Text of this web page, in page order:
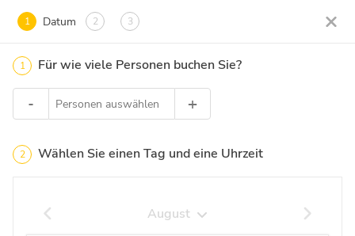
1 Datum 2 3
1 Für wie viele Personen buchen Sie?
- Personen auswählen +
2 Wählen Sie einen Tag und eine Uhrzeit
August